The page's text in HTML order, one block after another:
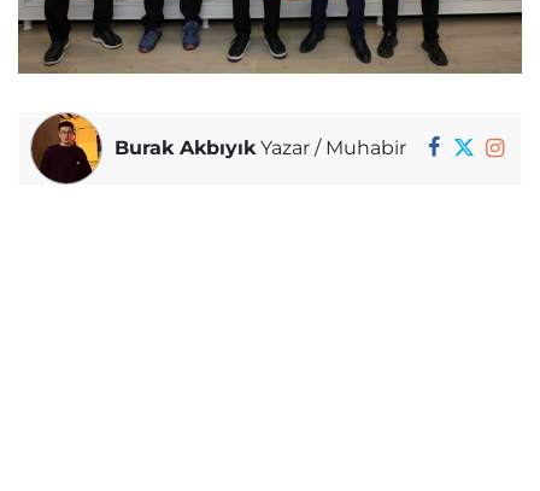
Burak AkbıyıkYazar / Muhabir